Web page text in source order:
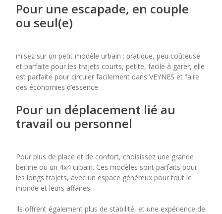
Pour une escapade, en couple
ou seul(e)
misez sur un petit modèle urbain : pratique, peu coûteuse
et parfaite pour les trajets courts, petite, facile à garer, elle
est parfaite pour circuler facilement dans VEYNES et faire
des économies d’essence.
Pour un déplacement lié au
travail ou personnel
Pour plus de place et de confort, choisissez une grande
berline ou un 4x4 urbain. Ces modèles sont parfaits pour
les longs trajets, avec un espace généreux pour tout le
monde et leurs affaires.
Ils offrent également plus de stabilité, et une expérience de